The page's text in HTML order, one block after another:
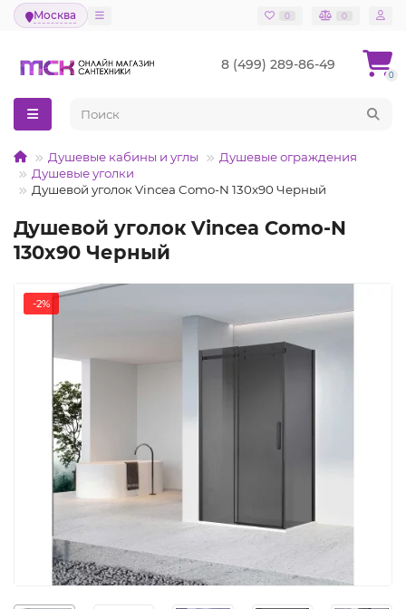
Москва 0 0
8 (499) 289-86-49
0
Душевые кабины и углы
Душевые ограждения
Душевые уголки
Душевой уголок Vincea Como-N 130x90 Черный
Душевой уголок Vincea Como-N
130x90 Черный
-2%